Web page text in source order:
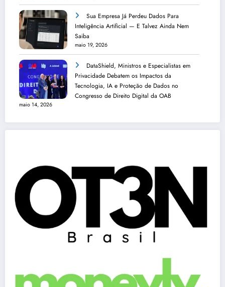
Sua Empresa Já Perdeu Dados Para
Inteligência Artificial — E Talvez Ainda Nem
Saiba
maio 19, 2026
DataShield, Ministros e Especialistas em
Privacidade Debatem os Impactos da
Tecnologia, IA e Proteção de Dados no
Congresso de Direito Digital da OAB
maio 14, 2026